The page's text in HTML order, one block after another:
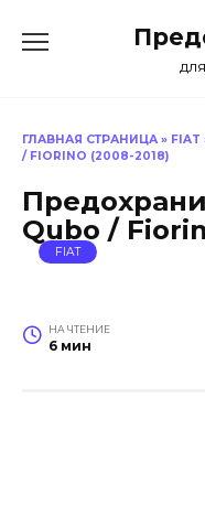
ГЛАВНАЯ СТРАНИЦА » FIAT
/ FIORINO (2008-2018)
Qubo /
FIAT
НА ЧТЕНИЕ
6 мин